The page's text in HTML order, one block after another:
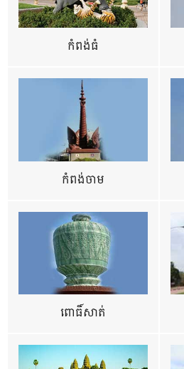
កំពង់ធំ
កំពង់ចាម
ពោធិ៍សាត់